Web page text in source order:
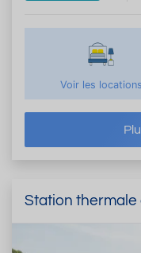
Voir les locations
Station thermale